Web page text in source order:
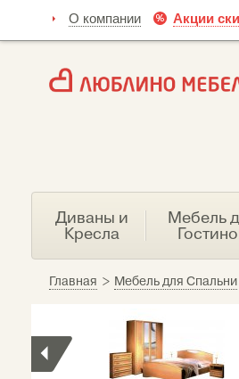
О компании Акции
Диваны и
Кресла
Мебель
Главная > Мебель для Спальни